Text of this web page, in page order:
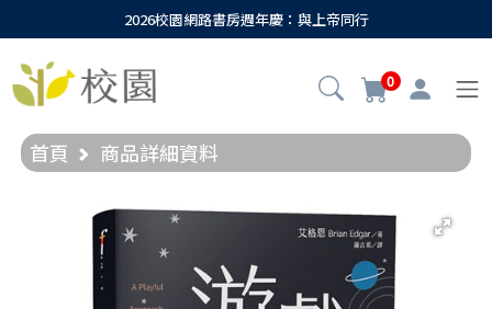
2026校園網路書房週年慶：與上帝同行
0
首頁 商品詳細資料